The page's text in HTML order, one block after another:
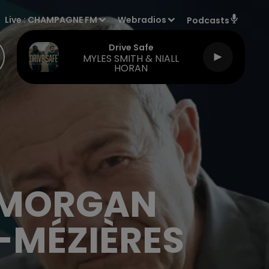
Live :CHAMPAGNE FM Webradios Podcasts
Drive Safe
MYLES SMITH & NIALL
HORAN